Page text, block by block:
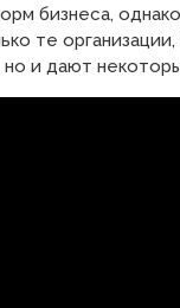
бизнеса,
те
но и дают